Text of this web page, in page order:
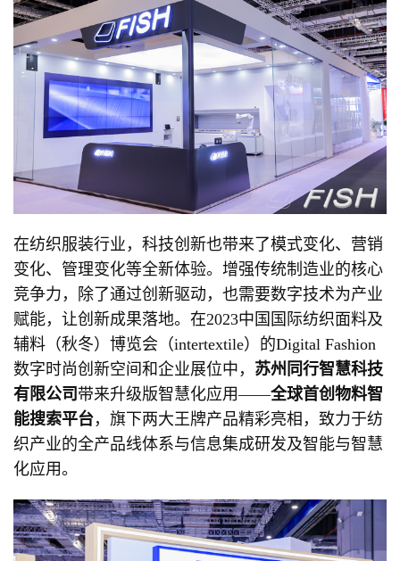
在纺织服装行业，科技创新也带来了模式变化、营销
变化、管理变化等全新体验。增强传统制造业的核心
竞争力，除了通过创新驱动，也需要数字技术为产业
赋能，让创新成果落地。在2023中国国际纺织面料及
辅料（秋冬）博览会（intertextile）的Digital Fashion
数字时尚创新空间和企业展位中， 苏州同行智慧科技
有限公司 带来升级版智慧化应用——全球首创物料智
能搜索平台，旗下两大王牌产品精彩亮相，致力于纺
织产业的全产品线体系与信息集成研发及智能与智慧
化应用。